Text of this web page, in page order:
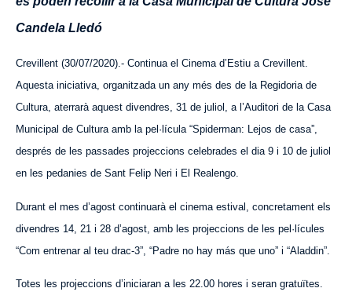
Candela Lledó
Crevillent (30/07/2020).- Continua el Cinema d’Estiu a Crevillent.
Aquesta iniciativa, organitzada un any més des de la Regidoria de
Cultura, aterrarà aquest divendres, 31 de juliol, a l’Auditori de la Casa
Municipal de Cultura amb la pel·lícula “Spiderman: Lejos de casa”,
després de les passades projeccions celebrades el dia 9 i 10 de juliol
en les pedanies de Sant Felip Neri i El Realengo.
Durant el mes d’agost continuarà el cinema estival, concretament els
divendres 14, 21 i 28 d’agost, amb les projeccions de les pel·lícules
“Com entrenar al teu drac-3”, “Padre no hay más que uno” i “Aladdin”.
Totes les projeccions d’iniciaran a les 22.00 hores i seran gratuïtes.